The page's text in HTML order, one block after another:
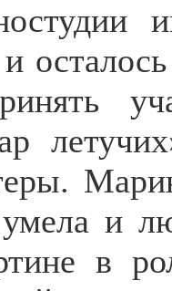
и
умела и
в